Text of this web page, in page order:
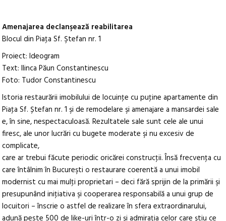
Amenajarea declanşează reabilitarea
Blocul din Piaţa Sf. Ştefan nr. 1
Proiect: Ideogram
Text: Ilinca Păun Constantinescu
Foto: Tudor Constantinescu
Istoria restaurării imobilului de locuinţe cu puţine apartamente din
Piaţa Sf. Ștefan nr. 1 şi de remodelare şi amenajare a mansardei sale
e, în sine, nespectaculoasă. Rezultatele sale sunt cele ale unui
firesc, ale unor lucrări cu bugete moderate şi nu excesiv de
complicate,
care ar trebui făcute periodic oricărei construcţii. Însă frecvenţa cu
care întâlnim în Bucureşti o restaurare coerentă a unui imobil
modernist cu mai mulţi proprietari – deci fără sprijin de la primării şi
presupunând iniţiativa şi cooperarea responsabilă a unui grup de
locuitori – înscrie o astfel de realizare în sfera extraordinarului,
adună peste 500 de like-uri într-o zi şi admiraţia celor care ştiu ce